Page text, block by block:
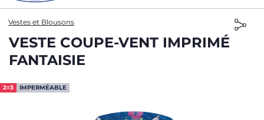
Vestes et Blousons
VESTE COUPE-VENT IMPRIMÉ
FANTAISIE
2=3 IMPERMÉABLE